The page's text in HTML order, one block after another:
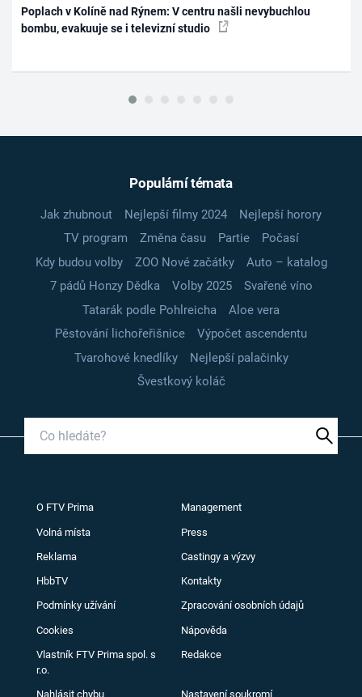
Poplach v Kolíně nad Rýnem: V centru našli nevybuchlou
bombu, evakuuje se i televizní studio
Populární témata
Jak zhubnout Nejlepší filmy 2024
Nejlepší horory
TV program
Změna času Partie
Počasí
Kdy budou volby
ZOO Nové začátky
Auto – katalog
7 pádů Honzy Dědka
Volby 2025
Svařené víno
Tatarák podle Pohlreicha
Aloe vera
Pěstování lichořeřišnice
Výpočet ascendentu
Tvarohové knedlíky
Nejlepší palačinky
Švestkový koláč
O FTV Prima Management
Volná místa Press
Reklama Castingy a výzvy
HbbTV Kontakty
Podmínky užívání Zpracování osobních údajů
Cookies Nápověda
Vlastník FTV Prima spol. s
r.o.
Redakce
Nahlásit chybu Nastavení soukromí